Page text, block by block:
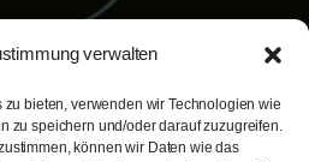
verwalten
bieten, verwenden wir Technologien wie
zu speichern und/oder darauf zuzugreifen.
können wir Daten wie das
Bernd Schuster
für Plastische, Ästhetische